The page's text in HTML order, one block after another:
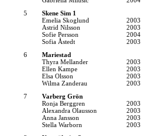
5
Skene Sim 1
Emelia Skoglund
2003
Astrid Nilsson
2003
Sofie Persson
2004
Sofia Åstedt
2003
6
Mariestad
Thyra Mellander
2003
Ellen Kampe
2003
Elsa Olsson
2003
Wilma Zanderau
2003
7
Varberg Grön
Ronja Berggren
2003
Alexandra Olausson
2003
Anna Jansson
2003
Stella Warborn
2003